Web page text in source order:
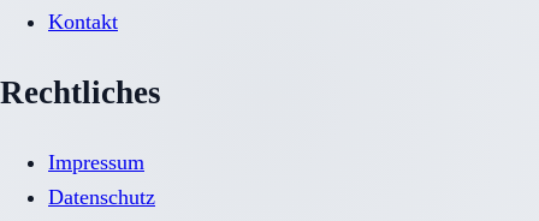
Kontakt
Rechtliches
Impressum
Datenschutz